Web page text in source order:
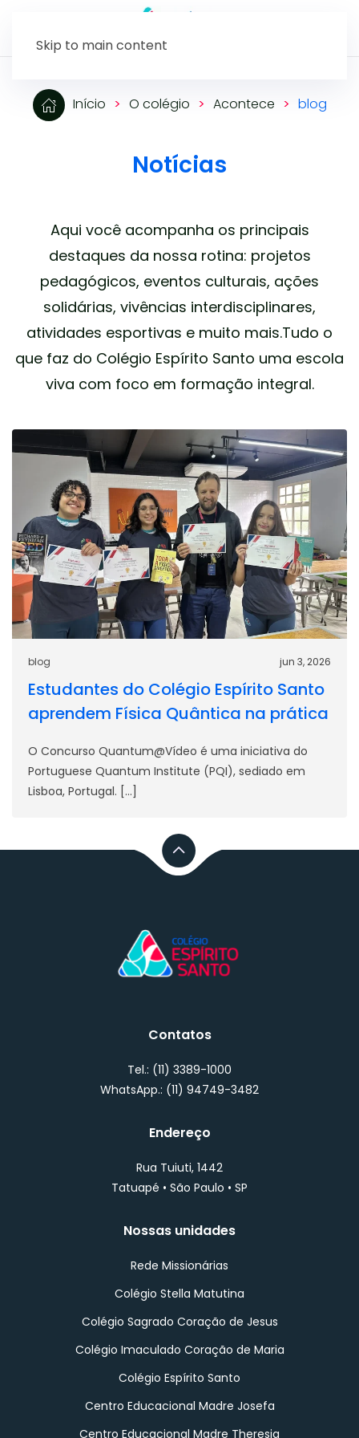
Skip to main content
Início O colégio Acontece blog
Notícias
Aqui você acompanha os principais
destaques da nossa rotina: projetos
pedagógicos, eventos culturais, ações
solidárias, vivências interdisciplinares,
atividades esportivas e muito mais.Tudo o
que faz do Colégio Espírito Santo uma escola
viva com foco em formação integral.
jun 3, 2026
blog
Estudantes do Colégio Espírito Santo
aprendem Física Quântica na prática
O Concurso Quantum@Vídeo é uma iniciativa do
Portuguese Quantum Institute (PQI), sediado em
Lisboa, Portugal. […]
Contatos
Tel.: (11) 3389-1000
WhatsApp.: (11) 94749-3482
Endereço
Rua Tuiuti, 1442
Tatuapé • São Paulo • SP
Nossas unidades
Rede Missionárias
Colégio Stella Matutina
Colégio Sagrado Coração de Jesus
Colégio Imaculado Coração de Maria
Colégio Espírito Santo
Centro Educacional Madre Josefa
Centro Educacional Madre Theresia